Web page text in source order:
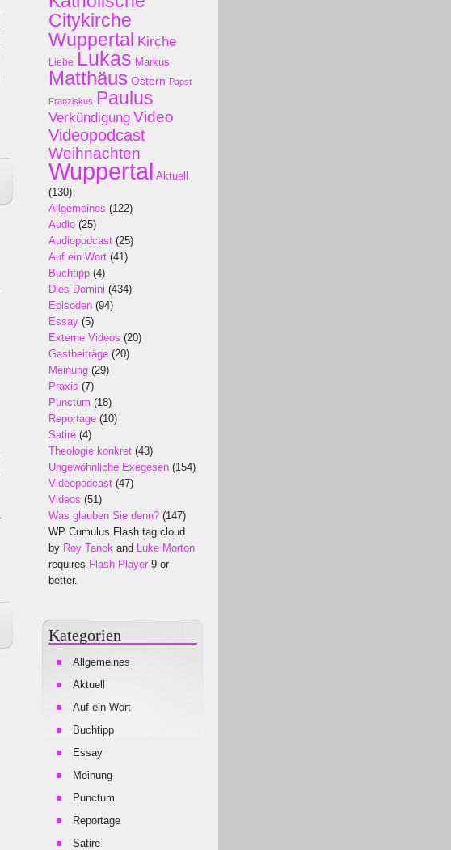
Citykirche
Wuppertal Kirche
Liebe Lukas Markus
Matthäus Ostern Papst
Franziskus Paulus
Verkündigung Video
Videopodcast
Weihnachten
Wuppertal Aktuell
(130)
Allgemeines (122)
Audio (25)
Audiopodcast (25)
Auf ein Wort (41)
Buchtipp (4)
Dies Domini (434)
Episoden (94)
Essay (5)
Externe Videos (20)
Gastbeiträge (20)
Meinung (29)
Praxis (7)
Punctum (18)
Reportage (10)
Satire (4)
Theologie konkret (43)
Ungewöhnliche Exegesen (154)
Videopodcast (47)
Videos (51)
Was glauben Sie denn? (147)
WP Cumulus Flash tag cloud
by Roy Tanck and Luke Morton
requires Flash Player 9 or
better.
Kategorien
Allgemeines
Aktuell
Auf ein Wort
Buchtipp
Essay
Meinung
Punctum
Reportage
Satire